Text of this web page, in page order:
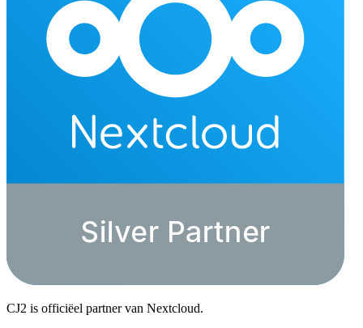
CJ2 is officiëel partner van Nextcloud.